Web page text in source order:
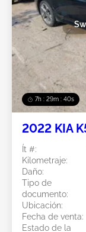
7h : 29m : 37s
2022 KIA
Ít #:
Kilometraje:
Daño:
Tipo de
documento:
Ubicación:
Fecha de venta:
Estado de la